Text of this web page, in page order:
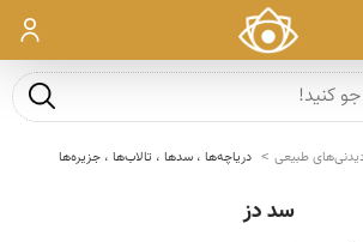
ورود
جست و
طبیعی دریاچه‌ها ، سدها ، تالاب‌ها ، جزیره‌ها
سد دز